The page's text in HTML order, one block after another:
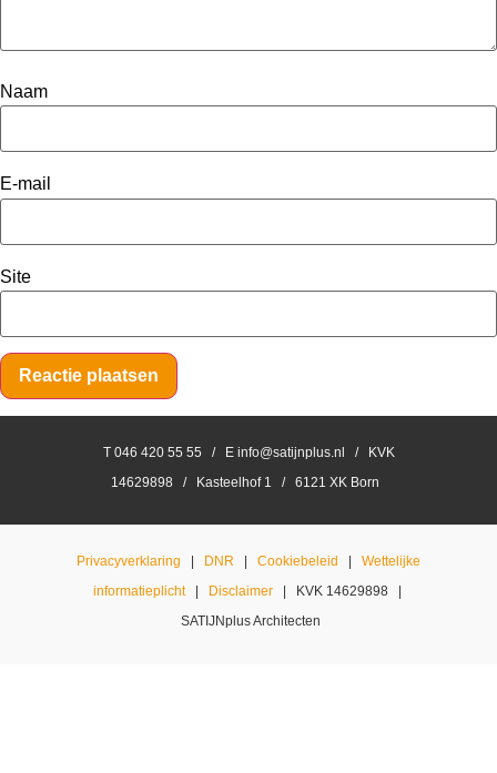
Naam
E-mail
Site
T 046 420 55 55 / E info@satijnplus.nl / KVK
14629898 / Kasteelhof 1 / 6121 XK Born
Privacyverklaring DNR Cookiebeleid
Wettelijke
informatieplicht| Disclaimer| KVK 14629898 |
SATIJNplus Architecten